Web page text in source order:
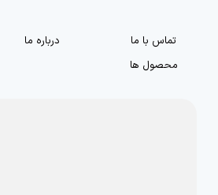
تماس با ما درباره ما
محصول ها